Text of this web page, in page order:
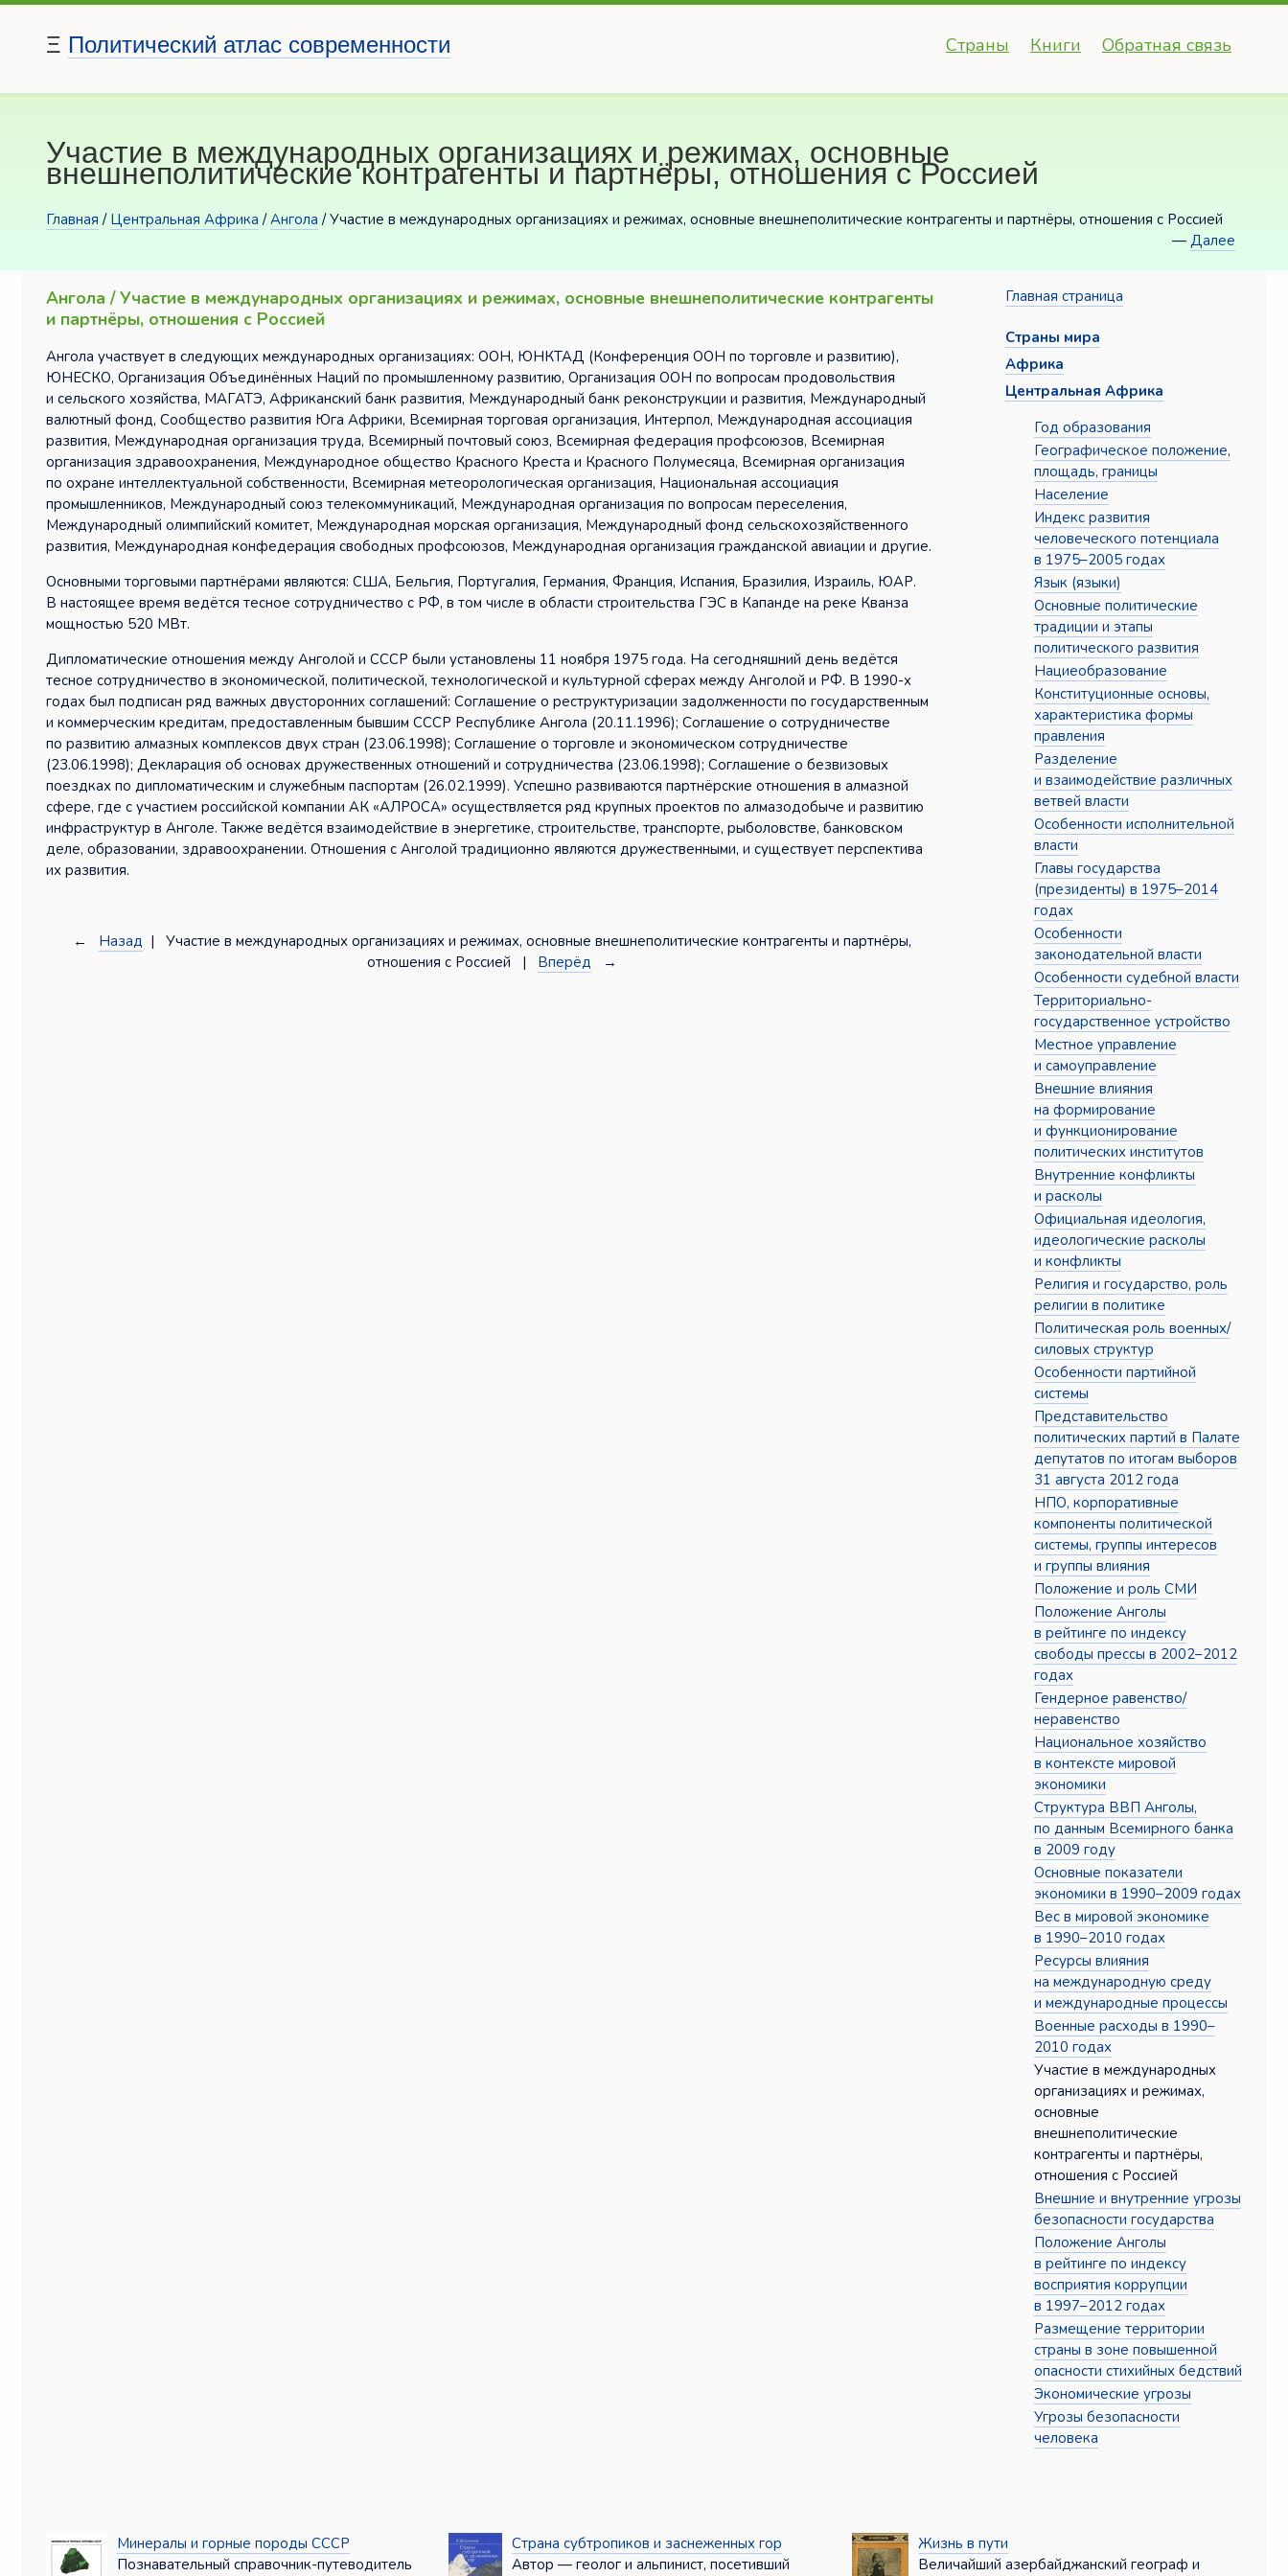
Ξ Политический атлас современности Страны Книги Обратная связь
Участие в международных организациях и режимах, основные
внешнеполитические контрагенты и партнёры, отношения с Россией
Главная / Центральная Африка /Ангола / Участие в международных организациях и режимах, основные внешнеполитические контрагенты и партнёры, отношения с Россией
— Далее
Ангола / Участие в международных организациях и режимах, основные внешнеполитические контрагенты
и партнёры, отношения с Россией
Ангола участвует в следующих международных организациях: ООН, ЮНКТАД (Конференция ООН по торговле и развитию),
ЮНЕСКО, Организация Объединённых Наций по промышленному развитию, Организация ООН по вопросам продовольствия
и сельского хозяйства, МАГАТЭ, Африканский банк развития, Международный банк реконструкции и развития, Международный
валютный фонд, Сообщество развития Юга Африки, Всемирная торговая организация, Интерпол, Международная ассоциация
развития, Международная организация труда, Всемирный почтовый союз, Всемирная федерация профсоюзов, Всемирная
организация здравоохранения, Международное общество Красного Креста и Красного Полумесяца, Всемирная организация
по охране интеллектуальной собственности, Всемирная метеорологическая организация, Национальная ассоциация
промышленников, Международный союз телекоммуникаций, Международная организация по вопросам переселения,
Международный олимпийский комитет, Международная морская организация, Международный фонд сельскохозяйственного
развития, Международная конфедерация свободных профсоюзов, Международная организация гражданской авиации и другие.
Основными торговыми партнёрами являются: США, Бельгия, Португалия, Германия, Франция, Испания, Бразилия, Израиль, ЮАР.
В настоящее время ведётся тесное сотрудничество с РФ, в том числе в области строительства ГЭС в Капанде на реке Кванза
мощностью 520 МВт.
Дипломатические отношения между Анголой и СССР были установлены 11 ноября 1975 года. На сегодняшний день ведётся
тесное сотрудничество в экономической, политической, технологической и культурной сферах между Анголой и РФ. В 1990-х
годах был подписан ряд важных двусторонних соглашений: Соглашение о реструктуризации задолженности по государственным
и коммерческим кредитам, предоставленным бывшим СССР Республике Ангола (20.11.1996); Соглашение о сотрудничестве
по развитию алмазных комплексов двух стран (23.06.1998); Соглашение о торговле и экономическом сотрудничестве
(23.06.1998); Декларация об основах дружественных отношений и сотрудничества (23.06.1998); Соглашение о безвизовых
поездках по дипломатическим и служебным паспортам (26.02.1999). Успешно развиваются партнёрские отношения в алмазной
сфере, где с участием российской компании АК «АЛРОСА» осуществляется ряд крупных проектов по алмазодобыче и развитию
инфраструктур в Анголе. Также ведётся взаимодействие в энергетике, строительстве, транспорте, рыболовстве, банковском
деле, образовании, здравоохранении. Отношения с Анголой традиционно являются дружественными, и существует перспектива
их развития.
← Назад | Участие в международных организациях и режимах, основные внешнеполитические контрагенты и партнёры,
отношения с Россией | Вперёд →
Главная страница
Страны мира
Африка
Центральная Африка
Год образования
Географическое положение,
площадь, границы
Население
Индекс развития
человеческого потенциала
в 1975–2005 годах
Язык (языки)
Основные политические
традиции и этапы
политического развития
Нациеобразование
Конституционные основы,
характеристика формы
правления
Разделение
и взаимодействие различных
ветвей власти
Особенности исполнительной
власти
Главы государства
(президенты) в 1975–2014
годах
Особенности
законодательной власти
Особенности судебной власти
Территориально-
государственное устройство
Местное управление
и самоуправление
Внешние влияния
на формирование
и функционирование
политических институтов
Внутренние конфликты
и расколы
Официальная идеология,
идеологические расколы
и конфликты
Религия и государство, роль
религии в политике
Политическая роль военных/
силовых структур
Особенности партийной
системы
Представительство
политических партий в Палате
депутатов по итогам выборов
31 августа 2012 года
НПО, корпоративные
компоненты политической
системы, группы интересов
и группы влияния
Положение и роль СМИ
Положение Анголы
в рейтинге по индексу
свободы прессы в 2002–2012
годах
Гендерное равенство/
неравенство
Национальное хозяйство
в контексте мировой
экономики
Структура ВВП Анголы,
по данным Всемирного банка
в 2009 году
Основные показатели
экономики в 1990–2009 годах
Вес в мировой экономике
в 1990–2010 годах
Ресурсы влияния
на международную среду
и международные процессы
Военные расходы в 1990–
2010 годах
Участие в международных
организациях и режимах,
основные
внешнеполитические
контрагенты и партнёры,
отношения с Россией
Внешние и внутренние угрозы
безопасности государства
Положение Анголы
в рейтинге по индексу
восприятия коррупции
в 1997–2012 годах
Размещение территории
страны в зоне повышенной
опасности стихийных бедствий
Экономические угрозы
Угрозы безопасности
человека
Минералы и горные породы СССР
Познавательный справочник-путеводитель
Страна субтропиков и заснеженных гор
Автор — геолог и альпинист, посетивший
Жизнь в пути
Величайший азербайджанский географ и